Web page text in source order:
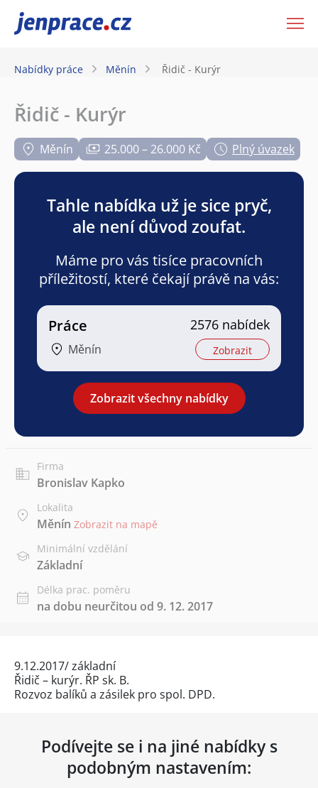
JenPráce.cz
Nabídky práce Měnín Řidič - Kurýr
Řidič - Kurýr
Měnín 25.000 – 26.000 Kč Plný úvazek
Tahle nabídka už je sice pryč,
ale není důvod zoufat.
Máme pro vás tisíce pracovních
příležitostí, které čekají právě na vás:
Práce
Měnín
2576 nabídek
Zobrazit
Zobrazit všechny nabídky
Firma
Bronislav Kapko
Lokalita
Měnín Zobrazit na mapě
Minimální vzdělání
Základní
Délka prac. poměru
na dobu neurčitou od 9. 12. 2017
9.12.2017/ základní
Řidič – kurýr. ŘP sk. B.
Rozvoz balíků a zásilek pro spol. DPD.
Podívejte se i na jiné nabídky s
podobným nastavením: